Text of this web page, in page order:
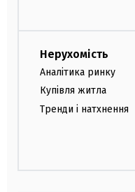
Нерухомість
Аналітика ринку
Купівля житла
Тренди і натхнення